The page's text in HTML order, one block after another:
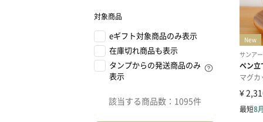
対象商品
eギフト対象商品のみ表示
在庫切れ商品も表示
タンプからの発送商品のみ
表示
該当する商品数： 1095件